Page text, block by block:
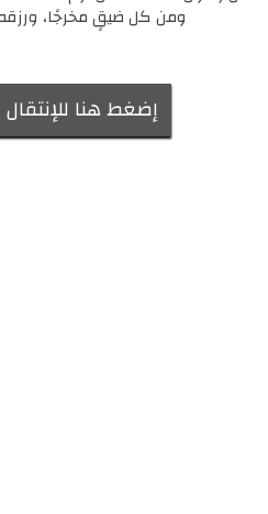
ومن كل ضيقٍ مخرجًا،
إضغط هنا